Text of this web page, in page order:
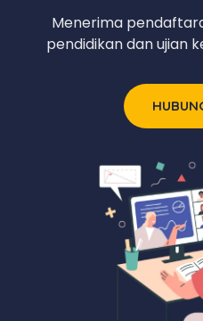
Menerima
pendidikan dan ujian